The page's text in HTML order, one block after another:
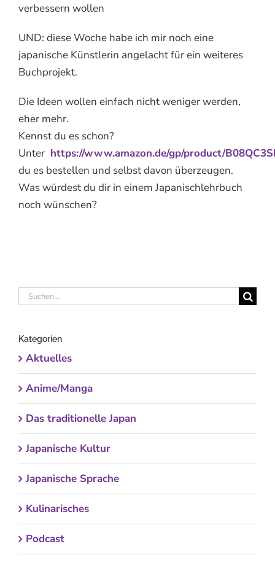
verbessern wollen
UND: diese Woche habe ich mir noch eine
japanische Künstlerin angelacht für ein weiteres
Buchprojekt.
Die Ideen wollen einfach nicht weniger werden,
eher mehr.
Kennst du es schon?
Unter https://www.amazon.de/gp/product/
du es bestellen und selbst davon überzeugen.
Was würdest du dir in einem Japanischlehrbuch
noch wünschen?
Suche
Kategorien
Aktuelles
Anime/Manga
Das traditionelle Japan
Japanische Kultur
Japanische Sprache
Kulinarisches
Podcast